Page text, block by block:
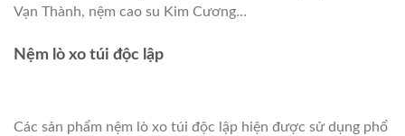
Vạn Thành, nệm cao su Kim Cương…
Nệm lò xo túi độc lập
Các sản phẩm nệm lò xo túi độc lập hiện được sử dụng phổ